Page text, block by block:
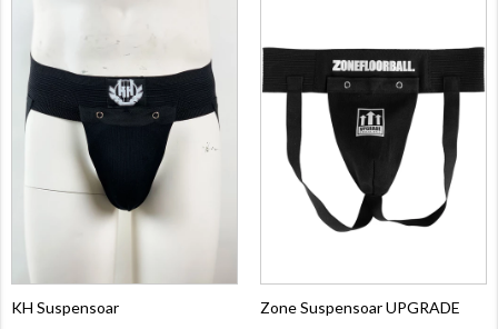
KH Suspensoar Zone Suspensoar UPGRADE